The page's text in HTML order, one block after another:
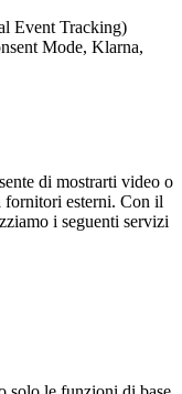
Event Tracking)
Mode, Klarna,
di mostrarti video o
fornitori esterni. Con il
i seguenti servizi